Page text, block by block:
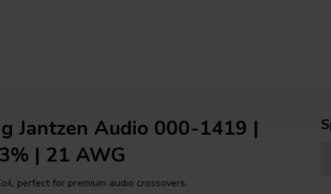
Jantzen Audio 000-1419 |
| 21 AWG
perfect for premium audio crossovers.